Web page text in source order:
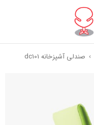
› صندلی آشپزخانه dc101